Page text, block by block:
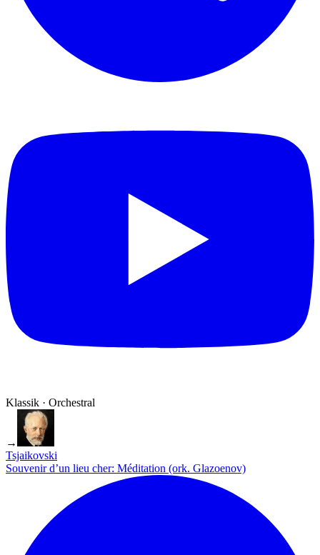
Klassik · Orchestral
→
Tsjaikovski
Souvenir d’un lieu cher: Méditation (ork. Glazoenov)